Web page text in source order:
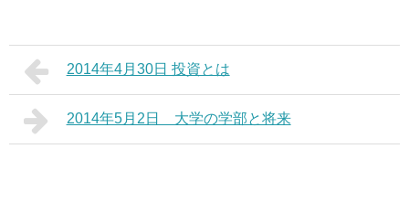
2014年4月30日 投資とは
2014年5月2日 大学の学部と将来